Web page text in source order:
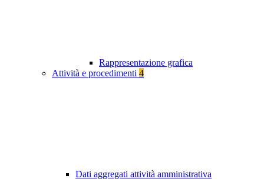
Rappresentazione grafica
Attività e procedimenti 4
Dati aggregati attività amministrativa